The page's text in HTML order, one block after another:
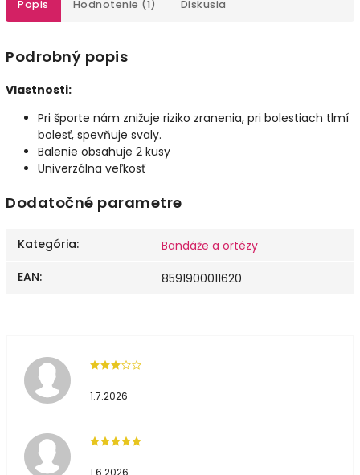
Popis Hodnotenie (1) Diskusia
Podrobný popis
Vlastnosti:
Pri športe nám znižuje riziko zranenia, pri bolestiach tlmí
bolesť, spevňuje svaly.
Balenie obsahuje 2 kusy
Univerzálna veľkosť
Dodatočné parametre
Kategória:
Bandáže a ortézy
EAN: 8591900011620
1.7.2026